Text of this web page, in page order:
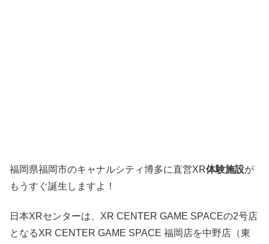
福岡県福岡市のキャナルシティ博多に直営XR体験施設が
もうすぐ誕生しますよ！
日本XRセンターは、XR CENTER GAME SPACEの2号店
となるXR CENTER GAME SPACE 福岡店を中野店（東